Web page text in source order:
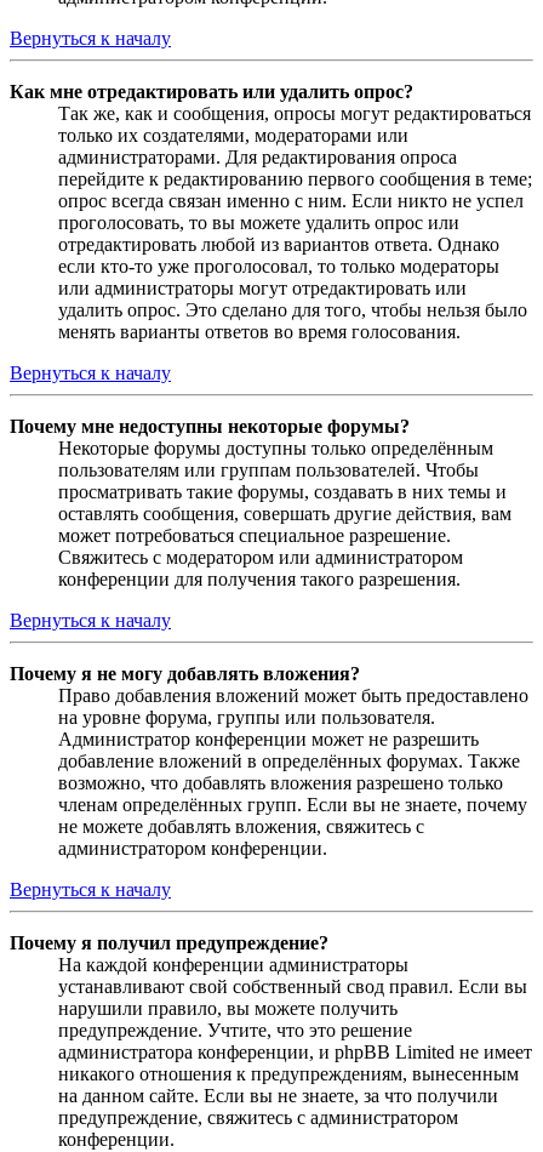
Вернуться к началу
Как мне отредактировать или удалить опрос?
Так же, как и сообщения, опросы могут редактироваться
только их создателями, модераторами или
администраторами. Для редактирования опроса
перейдите к редактированию первого сообщения в теме;
опрос всегда связан именно с ним. Если никто не успел
проголосовать, то вы можете удалить опрос или
отредактировать любой из вариантов ответа. Однако
если кто-то уже проголосовал, то только модераторы
или администраторы могут отредактировать или
удалить опрос. Это сделано для того, чтобы нельзя было
менять варианты ответов во время голосования.
Вернуться к началу
Почему мне недоступны некоторые форумы?
Некоторые форумы доступны только определённым
пользователям или группам пользователей. Чтобы
просматривать такие форумы, создавать в них темы и
оставлять сообщения, совершать другие действия, вам
может потребоваться специальное разрешение.
Свяжитесь с модератором или администратором
конференции для получения такого разрешения.
Вернуться к началу
Почему я не могу добавлять вложения?
Право добавления вложений может быть предоставлено
на уровне форума, группы или пользователя.
Администратор конференции может не разрешить
добавление вложений в определённых форумах. Также
возможно, что добавлять вложения разрешено только
членам определённых групп. Если вы не знаете, почему
не можете добавлять вложения, свяжитесь с
администратором конференции.
Вернуться к началу
Почему я получил предупреждение?
На каждой конференции администраторы
устанавливают свой собственный свод правил. Если вы
нарушили правило, вы можете получить
предупреждение. Учтите, что это решение
администратора конференции, и phpBB Limited не имеет
никакого отношения к предупреждениям, вынесенным
на данном сайте. Если вы не знаете, за что получили
предупреждение, свяжитесь с администратором
конференции.